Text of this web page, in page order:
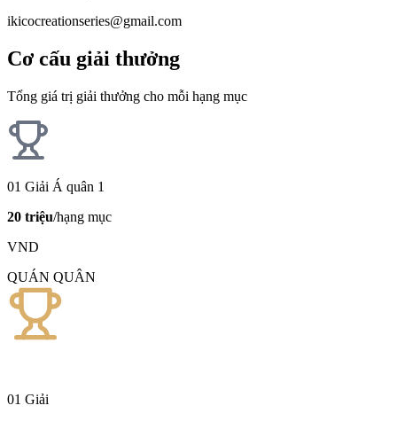
ikicocreationseries@gmail.com
Cơ cấu giải thưởng
Tổng giá trị giải thưởng cho mỗi hạng mục
01 Giải Á quân 1
20 triệu/hạng mục
VND
QUÁN QUÂN
01 Giải